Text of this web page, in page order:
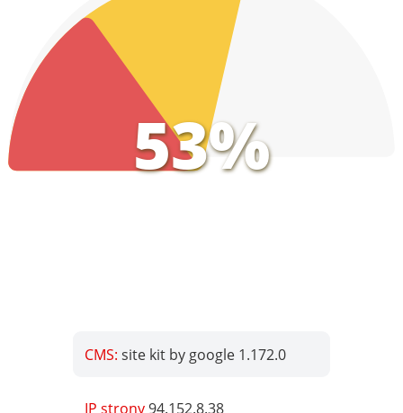
53%
CMS:site kit by google 1.172.0
IP strony94.152.8.38